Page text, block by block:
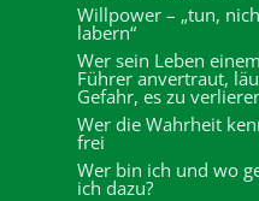
Willpower – „tun,
labern“
Wer sein Leben einem
Führer anvertraut,
Gefahr, es zu
Wer die Wahrheit
frei
Wer bin ich und wo
ich dazu?